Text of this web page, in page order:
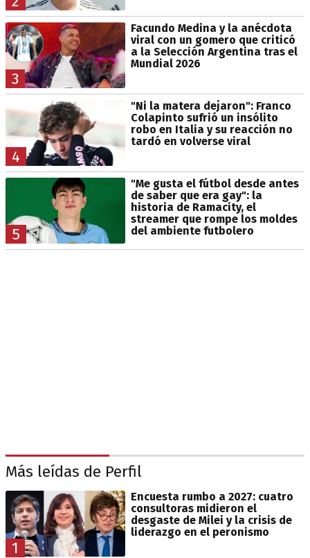
3
Facundo Medina y la anécdota
viral con un gomero que criticó
a la Selección Argentina tras el
Mundial 2026
4
"Ni la matera dejaron": Franco
Colapinto sufrió un insólito
robo en Italia y su reacción no
tardó en volverse viral
5
"Me gusta el fútbol desde antes
de saber que era gay": la
historia de Ramacity, el
streamer que rompe los moldes
del ambiente futbolero
Más leídas de Perfil
1
Encuesta rumbo a 2027: cuatro
consultoras midieron el
desgaste de Milei y la crisis de
liderazgo en el peronismo